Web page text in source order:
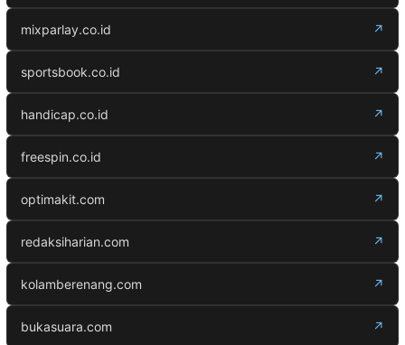
mixparlay.co.id ↗
sportsbook.co.id ↗
handicap.co.id ↗
freespin.co.id ↗
optimakit.com ↗
redaksiharian.com ↗
kolamberenang.com ↗
bukasuara.com ↗